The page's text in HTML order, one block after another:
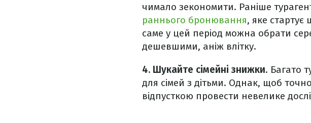
чимало зекономити. Раніше
раннього бронювання, яке стартує
саме у цей період можна обрати
дешевшими, аніж влітку.
4. Шукайте сімейні знижки. Багато
для сімей з дітьми. Однак, щоб
відпусткою провести невелике